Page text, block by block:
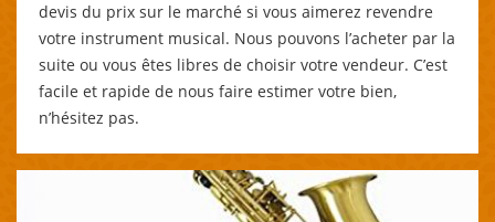
devis du prix sur le marché si vous aimerez revendre
votre instrument musical. Nous pouvons l’acheter par la
suite ou vous êtes libres de choisir votre vendeur. C’est
facile et rapide de nous faire estimer votre bien,
n’hésitez pas.